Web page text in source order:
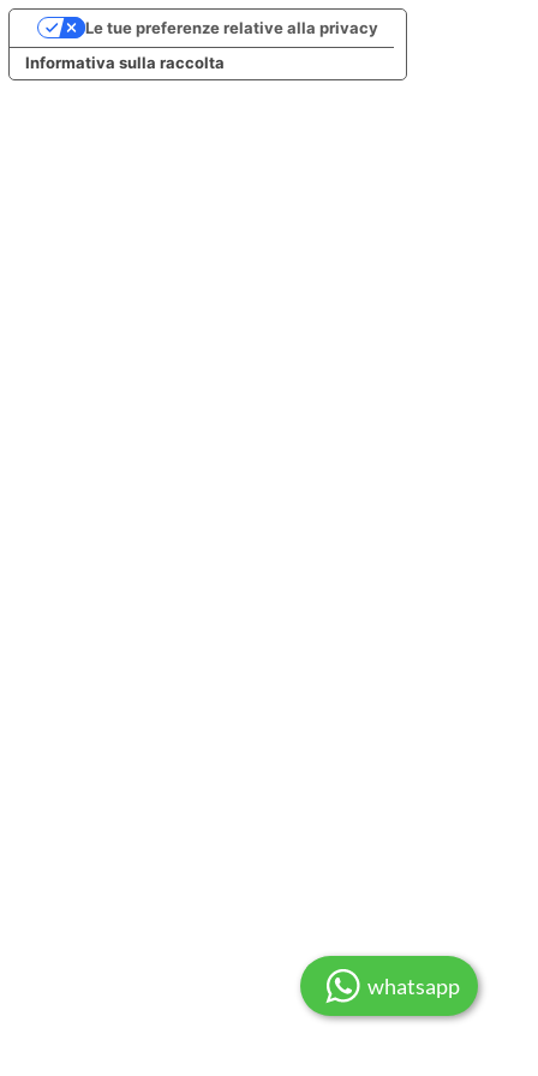
Informativa sulla raccolta
Le tue preferenze relative alla privacy
whatsapp